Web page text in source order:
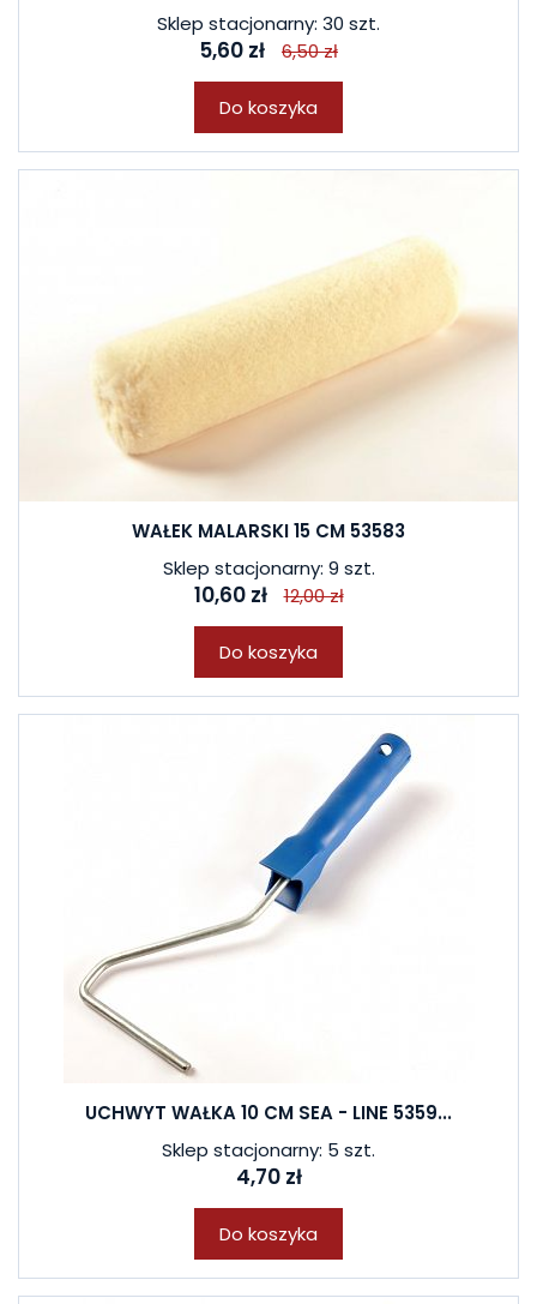
Sklep stacjonarny: 30 szt.
5,60 zł 6,50 zł
Do koszyka
WAŁEK MALARSKI 15 CM 53583
Sklep stacjonarny: 9 szt.
10,60 zł 12,00 zł
Do koszyka
UCHWYT WAŁKA 10 CM SEA - LINE 5359...
Sklep stacjonarny: 5 szt.
4,70 zł
Do koszyka